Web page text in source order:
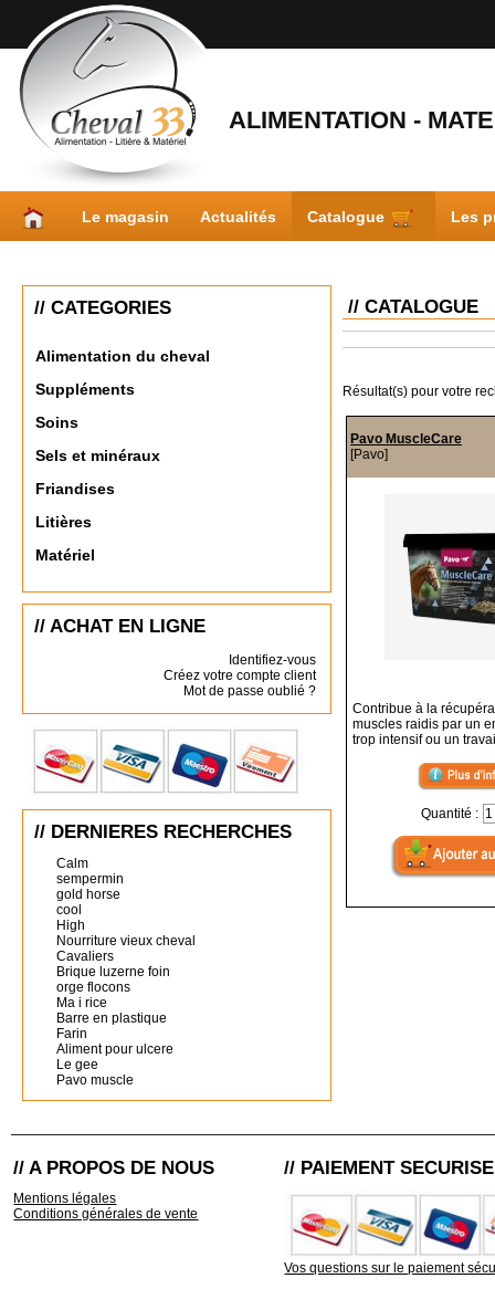
ALIMENTATION -
Le magasin Actualités Catalogue Les
// CATEGORIES
Alimentation du cheval
Suppléments
Soins
Sels et minéraux
Friandises
Litières
Matériel
// ACHAT EN LIGNE
Identifiez-vous
Créez votre compte client
Mot de passe oublié ?
// DERNIERES RECHERCHES
Calm
sempermin
gold horse
cool
High
Nourriture vieux cheval
Cavaliers
Brique luzerne foin
orge flocons
Ma i rice
Barre en plastique
Farin
Aliment pour ulcere
Le gee
Pavo muscle
// CATALOGUE
Résultat(s) pour votre
Pavo MuscleCare
[Pavo]
Contribue à la
muscles raidis par un
trop intensif ou un
Quantité :
// A PROPOS DE NOUS
Mentions légales
Conditions générales de vente
// PAIEMENT SECURISE
Vos questions sur le paiement